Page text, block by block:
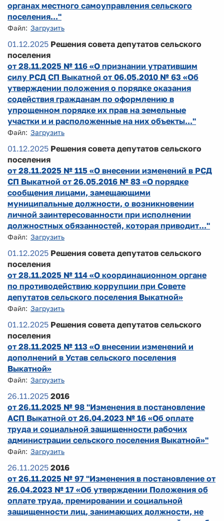
органах местного самоуправления сельского
поселения..."
Файл: Загрузить
01.12.2025 Решения совета депутатов сельского
поселения
от 28.11.2025 № 116 «О признании утратившим
силу РСД СП Выкатной от 06.05.2010 № 63 «Об
утверждении положения о порядке оказания
содействия гражданам по оформлению в
упрощенном порядке их прав на земельные
участки и и расположенные на них объекты..."
Файл: Загрузить
01.12.2025 Решения совета депутатов сельского
поселения
от 28.11.2025 № 115 «О внесении изменений в РСД
СП Выкатной от 26.05.2016 № 83 «О порядке
сообщения лицами, замещающими
муниципальные должности, о возникновении
личной заинтересованности при исполнении
должностных обязанностей, которая приводит..."
Файл: Загрузить
01.12.2025 Решения совета депутатов сельского
поселения
от 28.11.2025 № 114 «О координационном органе
по противодействию коррупции при Совете
депутатов сельского поселения Выкатной»
Файл: Загрузить
01.12.2025 Решения совета депутатов сельского
поселения
от 28.11.2025 № 113 «О внесении изменений и
дополнений в Устав сельского поселения
Выкатной»
Файл: Загрузить
26.11.2025 2016
от 26.11.2025 № 98 "Изменения в постановление
АСП Выкатной от 26.04.2023 № 16 «Об оплате
труда и социальной защищенности рабочих
администрации сельского поселения Выкатной»"
Файл: Загрузить
26.11.2025 2016
от 26.11.2025 № 97 "Изменения в постановление от
26.04.2023 № 17 «Об утверждении Положения об
оплате труда, премировании и социальной
защищенности лиц, занимающих должности, не